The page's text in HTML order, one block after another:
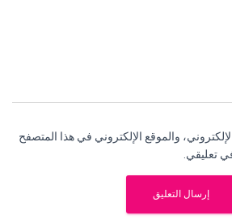
والموقع الإلكتروني في هذا المتصفح
تعليقي.